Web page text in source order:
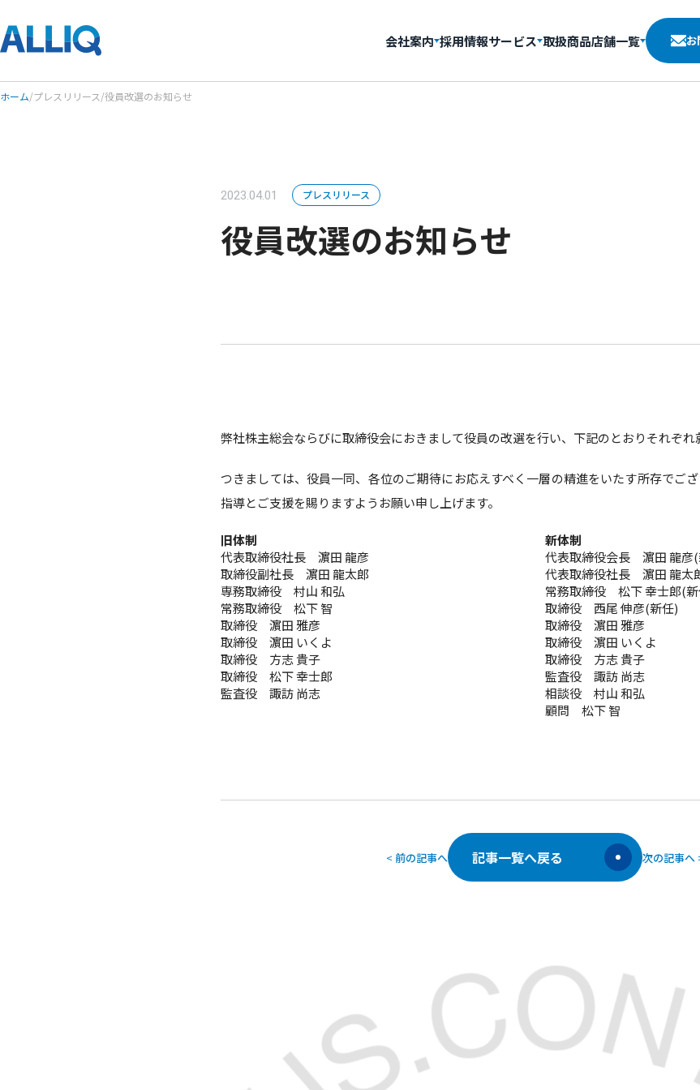
会社案内 採用情報サービス 取扱商品店舗一覧 お
ホーム/プレスリリース/役員改選のお知らせ
2023.04.01 プレスリリース
役員改選のお知らせ
弊社株主総会ならびに取締役会におきまして役員の改選を行い、下記のとおりそれぞれ
つきましては、役員一同、各位のご期待にお応えすべく一層の精進をいたす所存でご
指導とご支援を賜りますようお願い申し上げます。
旧体制
新体制
代表取締役社長 濵田 龍彦
取締役副社長 濵田 龍太郎
専務取締役 村山 和弘
常務取締役 松下 智
取締役 濵田 雅彦
取締役 濵田 いくよ
取締役 方志 貴子
取締役 松下 幸士郎
監査役 諏訪 尚志
代表取締役会長 濵田 龍彦(
代表取締役社長 濵田 龍太
常務取締役 松下 幸士郎(新
取締役 西尾 伸彦(新任)
取締役 濵田 雅彦
取締役 濵田 いくよ
取締役 方志 貴子
監査役 諏訪 尚志
相談役 村山 和弘
顧問 松下 智
< 前の記事へ 記事一覧へ戻る 次の記事へ